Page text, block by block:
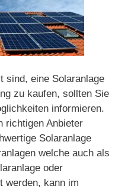
sind, eine Solaranlage
zu kaufen, sollten Sie
informieren.
richtigen Anbieter
Solaranlage
welche auch als
oder
werden, kann im